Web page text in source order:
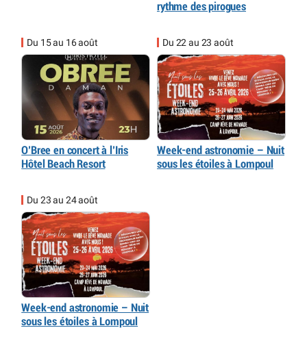
rythme des pirogues
Du 15 au 16 août
O’Bree en concert à l’Iris
Hôtel Beach Resort
Du 22 au 23 août
Week-end astronomie – Nuit
sous les étoiles à Lompoul
Du 23 au 24 août
Week-end astronomie – Nuit
sous les étoiles à Lompoul